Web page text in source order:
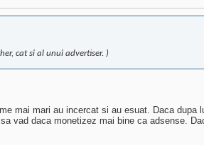
cat si al unui advertiser. )
mai mari au incercat si au esuat. Daca dupa
vad daca monetizez mai bine ca adsense.